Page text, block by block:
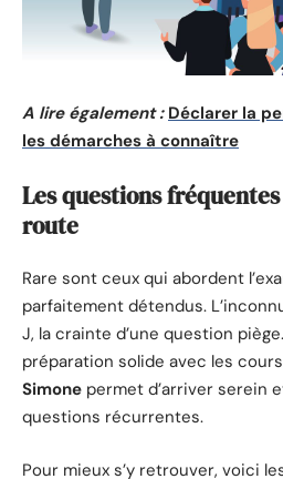
A lire également : Déclarer la
les démarches à connaître
Les questions
route
Rare sont ceux qui abordent
parfaitement détendus.
J, la crainte d’une question
préparation solide avec les
Simone permet d’arriver serein
questions récurrentes.
Pour mieux s’y retrouver, voici